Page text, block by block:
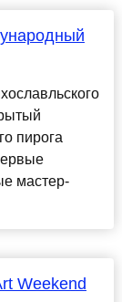
пирога
мастер-
Weekend